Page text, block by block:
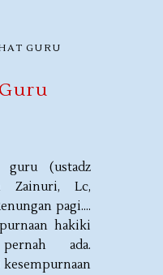
GURU
guru (ustadz
Zainuri, Lc,
pagi....
hakiki
ada.